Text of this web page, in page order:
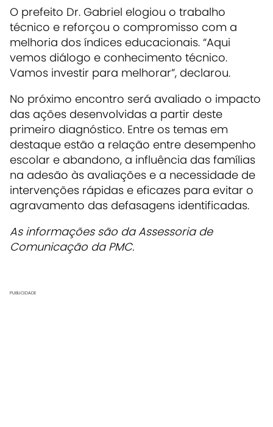
O prefeito Dr. Gabriel elogiou o trabalho
técnico e reforçou o compromisso com a
melhoria dos índices educacionais. “Aqui
vemos diálogo e conhecimento técnico.
Vamos investir para melhorar”, declarou.
No próximo encontro será avaliado o impacto
das ações desenvolvidas a partir deste
primeiro diagnóstico. Entre os temas em
destaque estão a relação entre desempenho
escolar e abandono, a influência das famílias
na adesão às avaliações e a necessidade de
intervenções rápidas e eficazes para evitar o
agravamento das defasagens identificadas.
As informações são da Assessoria de
Comunicação da PMC.
PUBLICIDADE